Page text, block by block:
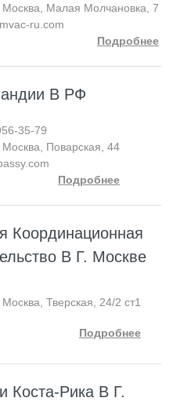
Москва, Малая Молчановка, 7
ru.com
Подробнее
В РФ
35-79
Поварская, 44
Подробнее
Координационная
В Г. Москве
Тверская, 24/2 ст1
Подробнее
Коста-Рика В Г.